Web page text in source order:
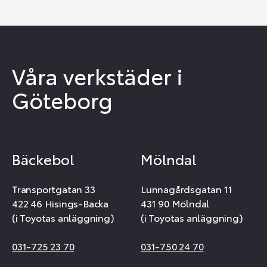
Våra verkstäder i
Göteborg
Bäckebol
Transportgatan 33
422 46 Hisings-Backa
(i Toyotas anläggning)
031-725 23 70
Mölndal
Lunnagårdsgatan 11
431 90 Mölndal
(i Toyotas anläggning)
031-750 24 70